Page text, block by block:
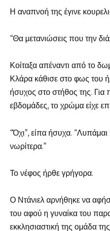
Η αναπνοή της έγινε
“Θα μετανιώσεις που την
Κοίταξα απέναντι από το
Κλάρα κάθισε στο φως του
ήσυχος στο στήθος της.
εβδομάδες, το χρώμα είχε
“Όχι”, είπα ήσυχα.
νωρίτερα.”
Το νέφος ήρθε γρήγορα.
Ο Ντάνιελ αρνήθηκε να
του αφού η γυναίκα του
εκκλησιαστική της ομάδα